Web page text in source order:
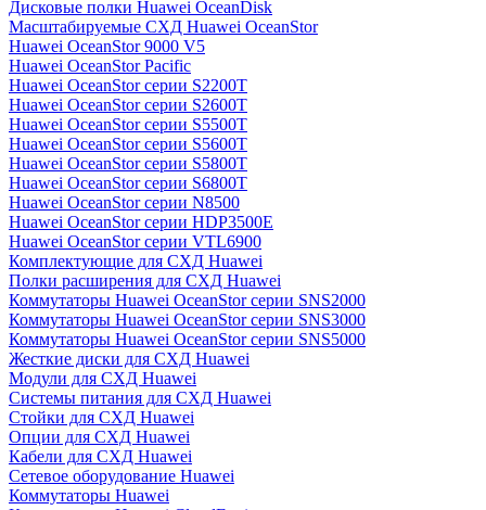
Дисковые полки Huawei OceanDisk
Масштабируемые СХД Huawei OceanStor
Huawei OceanStor 9000 V5
Huawei OceanStor Pacific
Huawei OceanStor серии S2200T
Huawei OceanStor серии S2600T
Huawei OceanStor серии S5500T
Huawei OceanStor серии S5600T
Huawei OceanStor серии S5800T
Huawei OceanStor серии S6800T
Huawei OceanStor серии N8500
Huawei OceanStor серии HDP3500E
Huawei OceanStor серии VTL6900
Комплектующие для СХД Huawei
Полки расширения для СХД Huawei
Коммутаторы Huawei OceanStor серии SNS2000
Коммутаторы Huawei OceanStor серии SNS3000
Коммутаторы Huawei OceanStor серии SNS5000
Жесткие диски для СХД Huawei
Модули для СХД Huawei
Системы питания для СХД Huawei
Стойки для СХД Huawei
Опции для СХД Huawei
Кабели для СХД Huawei
Сетевое оборудование Huawei
Коммутаторы Huawei